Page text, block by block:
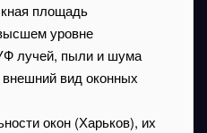
площадь
уровне
лучей, пыли и шума
вид оконных
окон (Харьков), их